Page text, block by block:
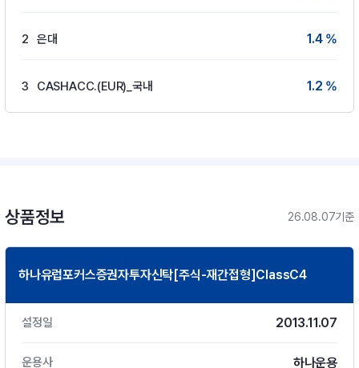
2 은대 1.4 %
3 CASHACC.(EUR)_국내 1.2 %
상품정보 26.08.07기준
하나유럽포커스증권자투자신탁[주식-재간접형]ClassC4
설정일 2013.11.07
운용사 하나운용